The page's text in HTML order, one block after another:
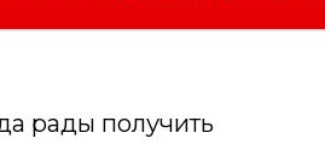
рады получить